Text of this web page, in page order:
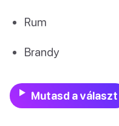
Rum
Brandy
Mutasd a választ